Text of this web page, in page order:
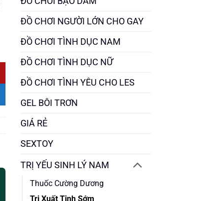
ĐỒ CHƠI NGƯỜI LỚN CHO GAY
ĐỒ CHƠI TÌNH DỤC NAM
ĐỒ CHƠI TÌNH DỤC NỮ
ĐỒ CHƠI TÌNH YÊU CHO LES
GEL BÔI TRƠN
GIÁ RẺ
SEXTOY
TRỊ YẾU SINH LÝ NAM
Thuốc Cường Dương
Trị Xuất Tinh Sớm